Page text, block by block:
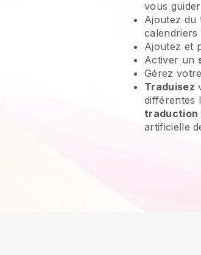
vous
Ajoutez du
calendriers
Ajoutez et
Activer un
Gérez votre
Traduisez
différentes
traduction
artificielle